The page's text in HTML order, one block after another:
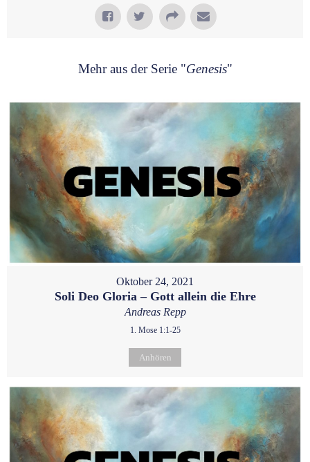
Mehr aus der Serie "Genesis"
Oktober 24, 2021
Soli Deo Gloria – Gott allein die Ehre
Andreas Repp
1. Mose 1:1-25
Anhören